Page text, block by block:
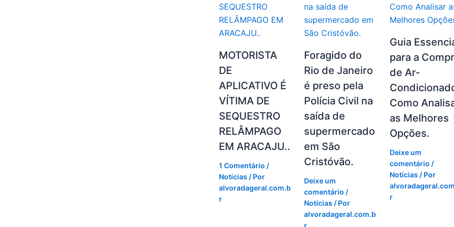
MOTORISTA
DE
APLICATIVO É
VÍTIMA DE
SEQUESTRO
RELÂMPAGO
EM ARACAJU..
1 Comentário /
Notícias / Por
alvoradageral.com.b
r
Foragido do
Rio de Janeiro
é preso pela
Polícia Civil na
saída de
supermercado
em São
Cristóvão.
Deixe um
comentário /
Notícias / Por
alvoradageral.com.b
r
Guia
para a
de Ar-
Como
as Melhores
Opções.
Deixe um
comentário /
Notícias / Por
r